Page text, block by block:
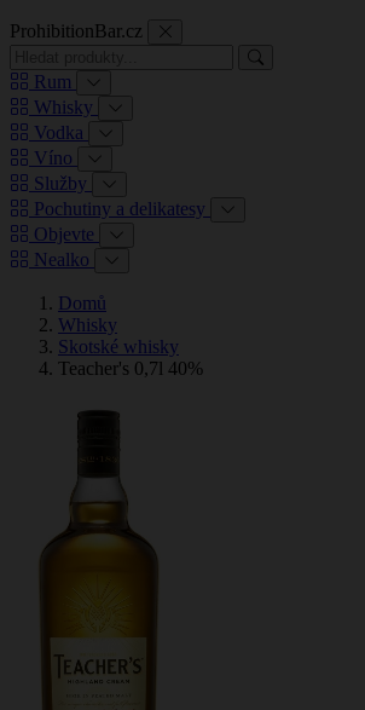
ProhibitionBar.cz
Rum
Whisky
Vodka
Víno
Služby
Pochutiny a delikatesy
Objevte
Nealko
Domů
Whisky
Skotské whisky
Teacher's 0,7l 40%